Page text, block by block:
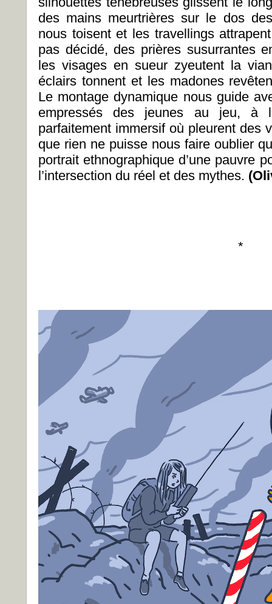
des mains meurtrières sur le dos
nous toisent et les travellings
pas décidé, des prières susurrantes
les visages en sueur zyeutent la
éclairs tonnent et les madones
Le montage dynamique nous guide
empressés des jeunes au jeu, à
parfaitement immersif où pleurent des
que rien ne puisse nous faire oublier
portrait ethnographique d’une pauvre
l’intersection du réel et des mythes.
*